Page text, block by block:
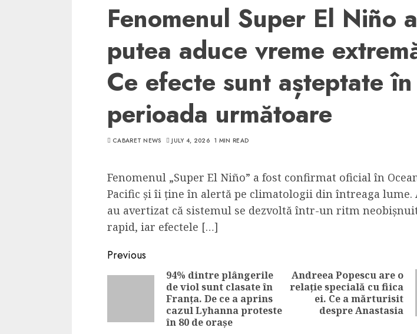
Fenomenul Super El Niño
putea aduce vreme
Ce efecte sunt așteptate în
perioada următoare
CABARET NEWS JULY 4, 2026 1 MIN READ
Fenomenul „Super El Niño” a fost confirmat oficial în
Pacific și îi ține în alertă pe climatologii din întreaga lume.
au avertizat că sistemul se dezvoltă într-un ritm
rapid, iar efectele […]
Continue
Reading
Previous
Previous
94% dintre plângerile
de viol sunt clasate în
Franța. De ce a aprins
cazul Lyhanna proteste
în 80 de orașe
Next
Andreea Popescu are o
relație specială cu fiica
ei. Ce a mărturisit
despre Anastasia